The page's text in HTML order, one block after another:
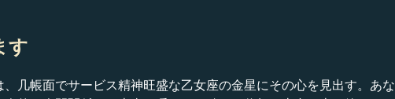
す
几帳面でサービス精神旺盛な乙女座の金星にその心を見出す。あ